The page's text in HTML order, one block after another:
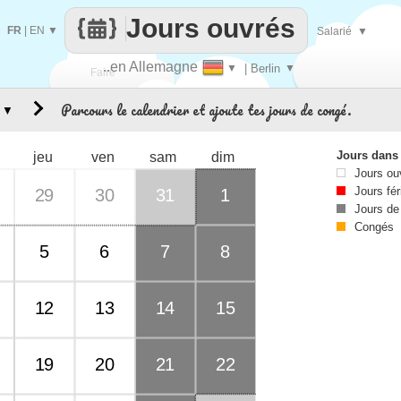
Faire..en Allemagne ▼ | Berlin ▼
Jours ouvrés
FR EN ▼ Salarié ▼
Parcours le calendrier et ajoute tes jours de congé.
jeu ven sam dim
29 30 31 1
5 6 7 8
12 13 14 15
19 20 21 22
▼
Jours
Jours
Jours
Jours
Congés